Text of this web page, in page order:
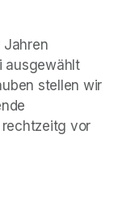
Jahren
ausgewählt
stellen wir
vor